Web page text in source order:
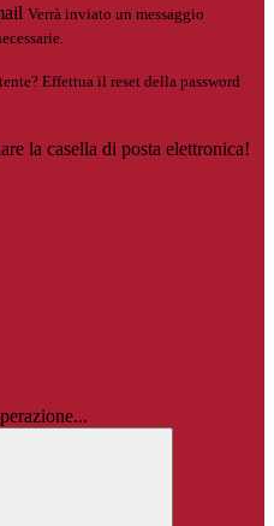
Verrà inviato un messaggio
Effettua il reset della password
la casella di posta elettronica!